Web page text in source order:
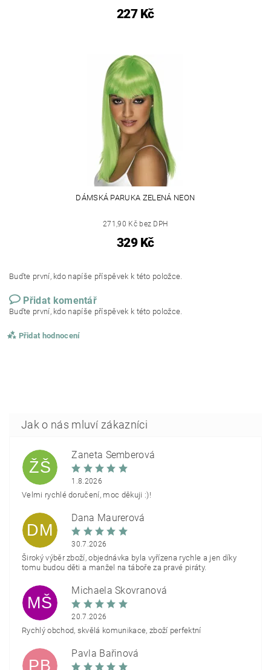
227 Kč
DÁMSKÁ PARUKA ZELENÁ NEON
271,90 Kč bez DPH
329 Kč
Buďte první, kdo napíše příspěvek k této položce.
Přidat komentář
Buďte první, kdo napíše příspěvek k této položce.
Přidat hodnocení
ŽŠ
Žaneta Šemberová
1.8.2026
Velmi rychlé doručení, moc děkuji :)!
DM
Dana Maurerová
30.7.2026
Široký výběr zboží, objednávka byla vyřízena rychle a jen díky
tomu budou děti a manžel na táboře za pravé piráty.
MŠ
Michaela Škovranová
20.7.2026
Rychlý obchod, skvělá komunikace, zboží perfektní
PB
Pavla Bařinová